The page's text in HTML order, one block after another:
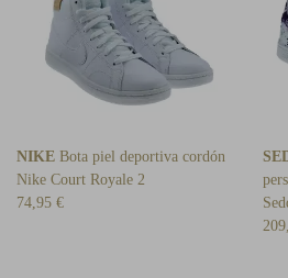
NIKE Bota piel deportiva cordón
Nike Court Royale 2
74,95 €